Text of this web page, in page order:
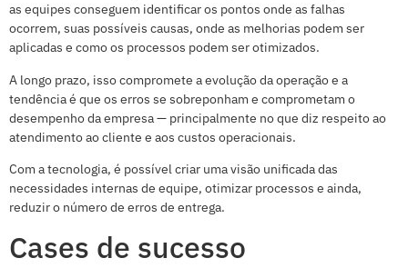
as equipes conseguem identificar os pontos onde as falhas
ocorrem, suas possíveis causas, onde as melhorias podem ser
aplicadas e como os processos podem ser otimizados.
A longo prazo, isso compromete a evolução da operação e a
tendência é que os erros se sobreponham e comprometam o
desempenho da empresa — principalmente no que diz respeito ao
atendimento ao cliente e aos custos operacionais.
Com a tecnologia, é possível criar uma visão unificada das
necessidades internas de equipe, otimizar processos e ainda,
reduzir o número de erros de entrega.
Cases de sucesso